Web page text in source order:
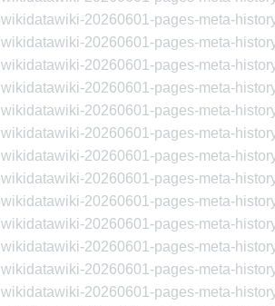
wikidatawiki-20260601-pages-meta-
wikidatawiki-20260601-pages-meta-
wikidatawiki-20260601-pages-meta-
wikidatawiki-20260601-pages-meta-
wikidatawiki-20260601-pages-meta-
wikidatawiki-20260601-pages-meta-
wikidatawiki-20260601-pages-meta-
wikidatawiki-20260601-pages-meta-
wikidatawiki-20260601-pages-meta-
wikidatawiki-20260601-pages-meta-
wikidatawiki-20260601-pages-meta-
wikidatawiki-20260601-pages-meta-
wikidatawiki-20260601-pages-meta-